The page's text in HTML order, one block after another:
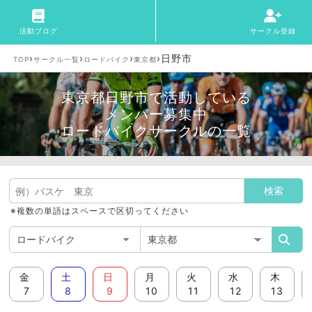
活動ブログ サークル登録
TOP›サークル一覧 › ロードバイク ›東京都› 日野市
東京都日野市で活動している
メンバー募集中
ロードバイクサークルの一覧
※複数の単語はスペースで区切ってください
金
7
土
8
日
9
月
10
火
11
水
12
木
13